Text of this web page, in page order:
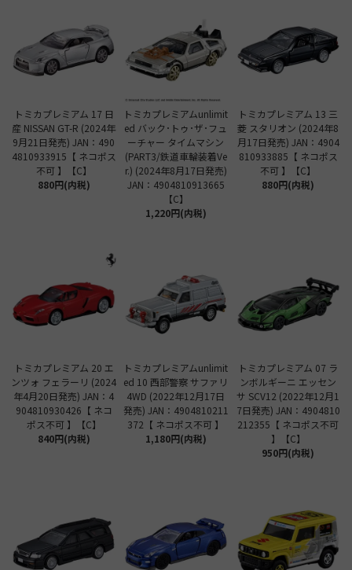
トミカプレミアム 17 日
産 NISSAN GT-R (2024年
9月21日発売) JAN：490
4810933915【 ネコポス
不可 】【C】
880円(内税)
トミカプレミアムunlimit
ed バック･トゥ･ザ･フュ
ーチャー タイムマシン
(PART3/鉄道車輪装着Ve
r.) (2024年8月17日発売)
JAN：4904810913665
【C】
1,220円(内税)
トミカプレミアム 13 三
菱 スタリオン (2024年8
月17日発売) JAN：4904
810933885【 ネコポス
不可 】【C】
880円(内税)
トミカプレミアム 20 エ
ンツォ フェラーリ (2024
年4月20日発売) JAN：4
904810930426【 ネコ
ポス不可 】【C】
840円(内税)
トミカプレミアムunlimit
ed 10 西部警察 サファリ
4WD (2022年12月17日
発売) JAN：4904810211
372【 ネコポス不可 】
1,180円(内税)
トミカプレミアム 07 ラ
ンボルギーニ エッセン
サ SCV12 (2022年12月1
7日発売) JAN：4904810
212355【 ネコポス不可
】【C】
950円(内税)